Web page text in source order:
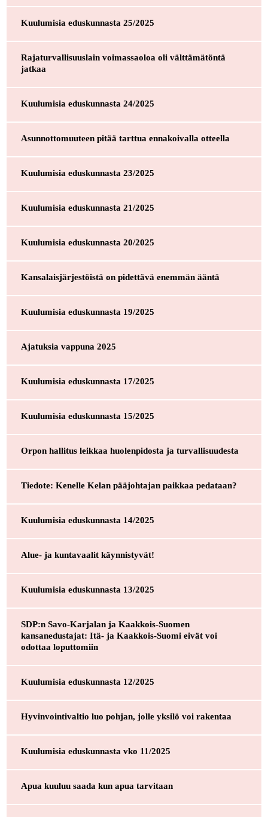
Kuulumisia eduskunnasta 25/2025
Rajaturvallisuuslain voimassaoloa oli välttämätöntä
jatkaa
Kuulumisia eduskunnasta 24/2025
Asunnottomuuteen pitää tarttua ennakoivalla otteella
Kuulumisia eduskunnasta 23/2025
Kuulumisia eduskunnasta 21/2025
Kuulumisia eduskunnasta 20/2025
Kansalaisjärjestöistä on pidettävä enemmän ääntä
Kuulumisia eduskunnasta 19/2025
Ajatuksia vappuna 2025
Kuulumisia eduskunnasta 17/2025
Kuulumisia eduskunnasta 15/2025
Orpon hallitus leikkaa huolenpidosta ja turvallisuudesta
Tiedote: Kenelle Kelan pääjohtajan paikkaa pedataan?
Kuulumisia eduskunnasta 14/2025
Alue- ja kuntavaalit käynnistyvät!
Kuulumisia eduskunnasta 13/2025
SDP:n Savo-Karjalan ja Kaakkois-Suomen
kansanedustajat: Itä- ja Kaakkois-Suomi eivät voi
odottaa loputtomiin
Kuulumisia eduskunnasta 12/2025
Hyvinvointivaltio luo pohjan, jolle yksilö voi rakentaa
Kuulumisia eduskunnasta vko 11/2025
Apua kuuluu saada kun apua tarvitaan